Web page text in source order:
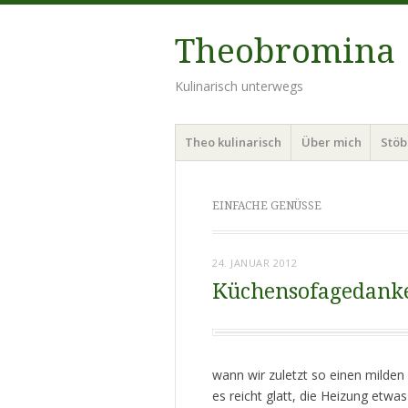
Theobromina
Kulinarisch unterwegs
Menü
Zum
Inhalt
Theo kulinarisch Über mich
EINFACHE GENÜSSE
24. JANUAR 2012
wann wir zuletzt so einen
es reicht glatt, die Heizung